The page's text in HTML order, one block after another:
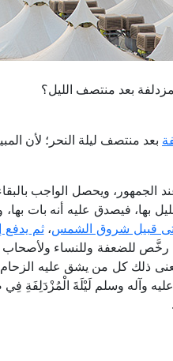
بعد منتصف الليل؟
بعد منتصف ليلة النحر؛ لأن
الجمهور، ويحصل الواجب
فيصدق عليه أنه بات بها،
حتى قبيل شروق الشمس،ثم
للضعفة وللنساء ولأصحاب
ذلك كل من يشق عليه
وآله وسلم لَيْلَةَ الْمُزْدَلِفَةِ